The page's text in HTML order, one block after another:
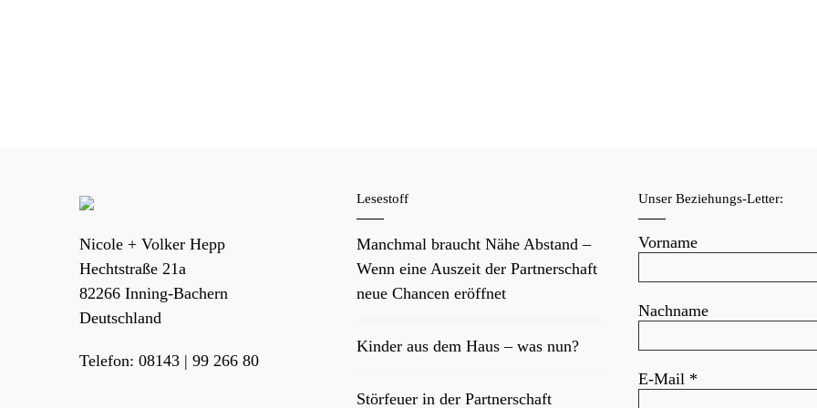
Nicole + Volker Hepp
Hechtstraße 21a
82266 Inning-Bachern
Deutschland
Telefon: 08143 | 99 266 80
Lesestoff
Manchmal braucht Nähe Abstand –
Wenn eine Auszeit der Partnerschaft
neue Chancen eröffnet
Kinder aus dem Haus – was nun?
Störfeuer in der Partnerschaft
Unser Beziehungs-Letter:
Vorname
Nachname
E-Mail *